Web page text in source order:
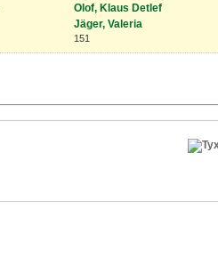
Olof, Klaus Detlef
Jäger, Valeria
151